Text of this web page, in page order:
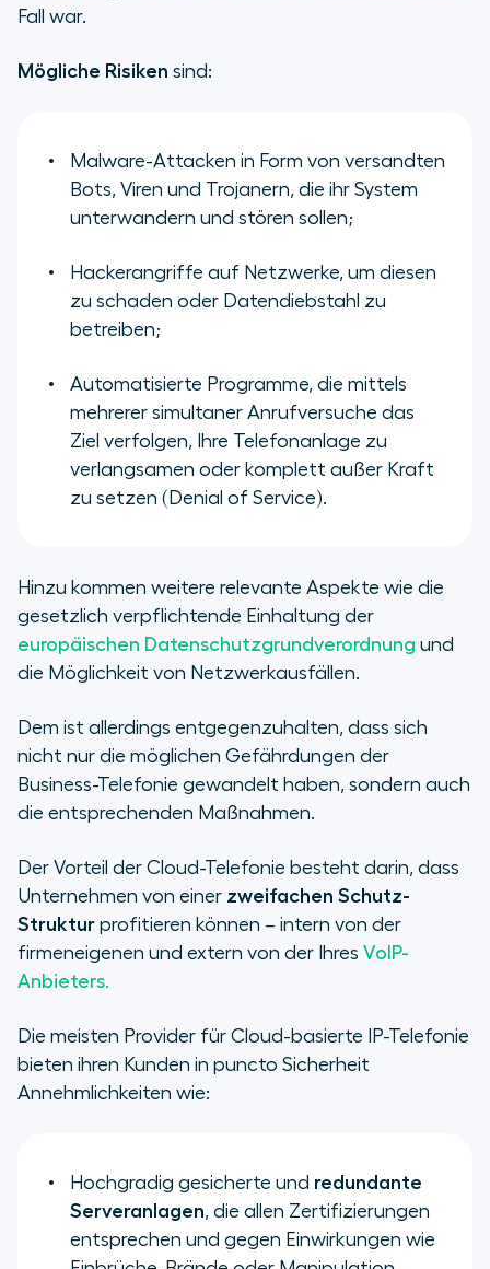
Fall war.
Mögliche Risiken sind:
Malware-Attacken in Form von versandten
Bots, Viren und Trojanern, die ihr System
unterwandern und stören sollen;
Hackerangriffe auf Netzwerke, um diesen
zu schaden oder Datendiebstahl zu
betreiben;
Automatisierte Programme, die mittels
mehrerer simultaner Anrufversuche das
Ziel verfolgen, Ihre Telefonanlage zu
verlangsamen oder komplett außer Kraft
zu setzen (Denial of Service).
Hinzu kommen weitere relevante Aspekte wie die
gesetzlich verpflichtende Einhaltung der
europäischen Datenschutzgrundverordnung und
die Möglichkeit von Netzwerkausfällen.
Dem ist allerdings entgegenzuhalten, dass sich
nicht nur die möglichen Gefährdungen der
Business-Telefonie gewandelt haben, sondern auch
die entsprechenden Maßnahmen.
Der Vorteil der Cloud-Telefonie besteht darin, dass
Unternehmen von einer zweifachen Schutz-
Struktur profitieren können – intern von der
firmeneigenen und extern von der Ihres VoIP-
Anbieters.
Die meisten Provider für Cloud-basierte IP-Telefonie
bieten ihren Kunden in puncto Sicherheit
Annehmlichkeiten wie:
Hochgradig gesicherte und redundante
Serveranlagen, die allen Zertifizierungen
entsprechen und gegen Einwirkungen wie